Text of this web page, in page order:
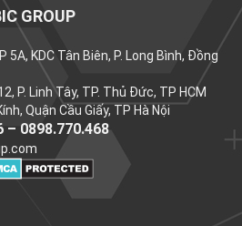
GROUP
5A, KDC Tân Biên, P. Long Bình, Đồng
P. Linh Tây, TP. Thủ Đức, TP HCM
Quận Cầu Giấy, TP Hà Nội
– 0898.770.468